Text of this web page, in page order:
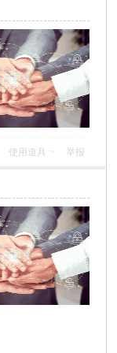
使用道具 举报